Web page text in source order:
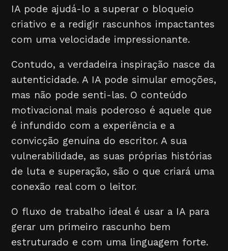
IA pode ajudá-lo a superar o bloqueio
criativo e a redigir rascunhos impactantes
com uma velocidade impressionante.
Contudo, a verdadeira inspiração nasce da
autenticidade. A IA pode simular emoções,
mas não pode senti-las. O conteúdo
motivacional mais poderoso é aquele que
é infundido com a experiência e a
convicção genuína do escritor. A sua
vulnerabilidade, as suas próprias histórias
de luta e superação, são o que criará uma
conexão real com o leitor.
O fluxo de trabalho ideal é usar a IA para
gerar um primeiro rascunho bem
estruturado e com uma linguagem forte.